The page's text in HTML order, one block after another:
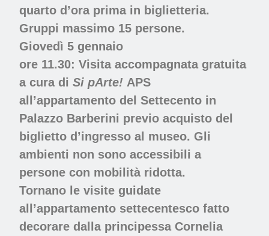
quarto d’ora prima in biglietteria.
Gruppi massimo 15 persone.
Giovedì 5 gennaio
ore 11.30: Visita accompagnata gratuita
a cura di Si pArte! APS
all’appartamento del Settecento in
Palazzo Barberini previo acquisto del
biglietto d’ingresso al museo. Gli
ambienti non sono accessibili a
persone con mobilità ridotta.
Tornano le visite guidate
all’appartamento settecentesco fatto
decorare dalla principessa Cornelia